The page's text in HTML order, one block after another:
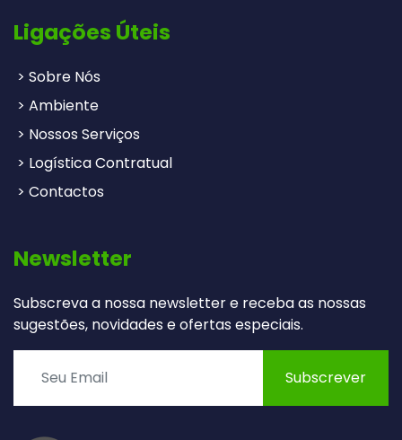
Ligações Úteis
> Sobre Nós
> Ambiente
> Nossos Serviços
> Logística Contratual
> Contactos
Newsletter
Subscreva a nossa newsletter e receba as nossas
sugestões, novidades e ofertas especiais.
Subscrever